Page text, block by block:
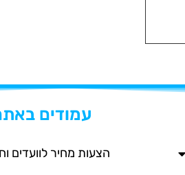
עמודים
הצעות מחיר לוועדים